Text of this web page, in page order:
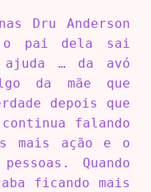
Dru Anderson
o pai dela sai
… da avó
da mãe que
depois que
falando
mais ação e o
Quando
ficando mais